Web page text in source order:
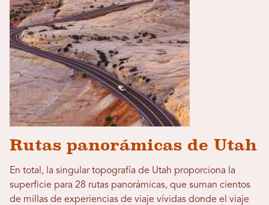
Rutas panorámicas de Utah
En total, la singular topografía de Utah proporciona la
superficie para 28 rutas panorámicas, que suman cientos
de millas de experiencias de viaje vívidas donde el viaje